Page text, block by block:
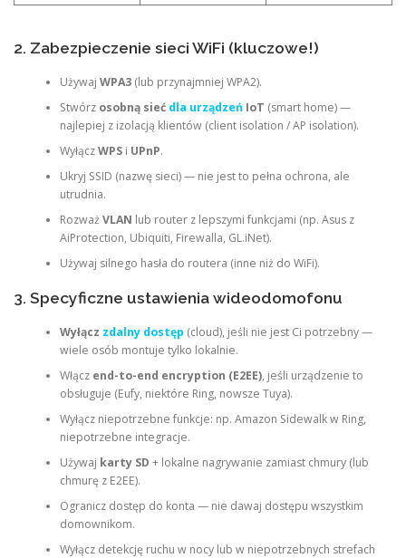
2. Zabezpieczenie sieci WiFi (kluczowe!)
Używaj WPA3(lub przynajmniej WPA2).
Stwórz osobną sieć dla urządzeńIoT (smart home) —
najlepiej z izolacją klientów (client isolation / AP isolation).
WyłączWPSi UPnP.
Ukryj SSID (nazwę sieci) — nie jest to pełna ochrona, ale
utrudnia.
RozważVLAN lub router z lepszymi funkcjami (np. Asus z
AiProtection, Ubiquiti, Firewalla, GL.iNet).
Używaj silnego hasła do routera (inne niż do WiFi).
3. Specyficzne ustawienia wideodomofonu
Wyłącz zdalny dostęp (cloud), jeśli nie jest Ci potrzebny —
wiele osób montuje tylko lokalnie.
Włącz end-to-end encryption (E2EE), jeśli urządzenie to
obsługuje (Eufy, niektóre Ring, nowsze Tuya).
Wyłącz niepotrzebne funkcje: np. Amazon Sidewalk w Ring,
niepotrzebne integracje.
Używaj karty SD + lokalne nagrywanie zamiast chmury (lub
chmurę z E2EE).
Ogranicz dostęp do konta — nie dawaj dostępu wszystkim
domownikom.
Wyłącz detekcję ruchu w nocy lub w niepotrzebnych strefach